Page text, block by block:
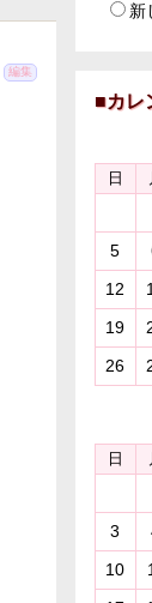
編集
新
■カレ
日
5
12
19
26
日
3
10